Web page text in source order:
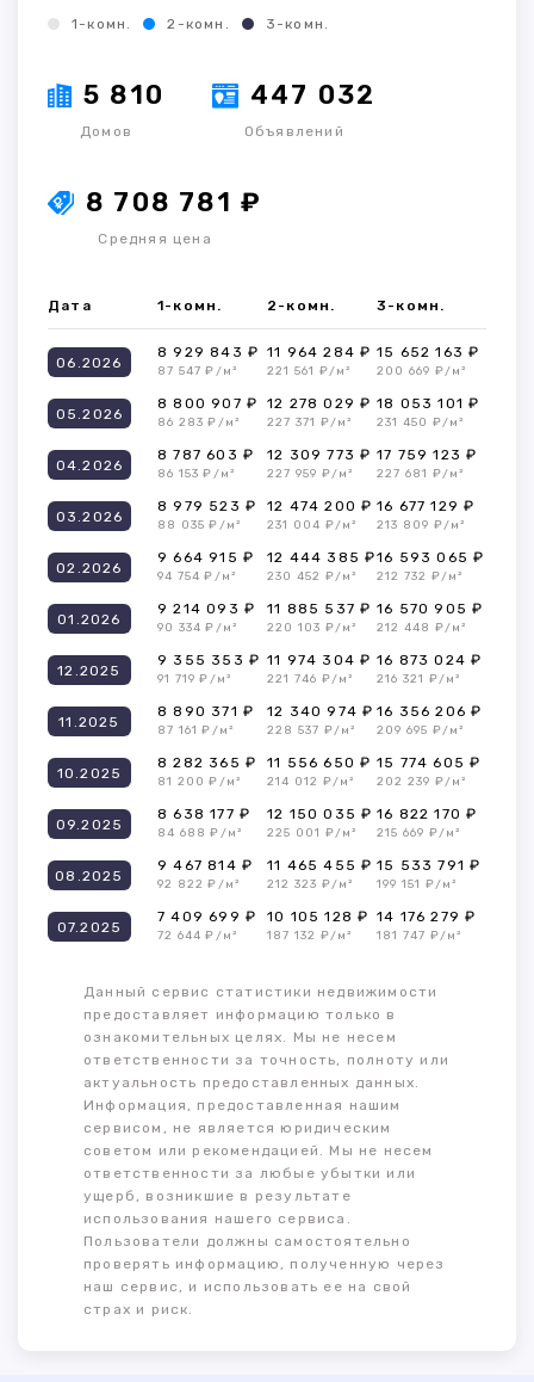
1-комн. 2-комн. 3-комн.
5 810
Домов
447 032
Объявлений
8 708 781 ₽
Средняя цена
Дата 1-комн. 2-комн. 3-комн.
06.2026
8 929 843 ₽
87 547 ₽/м²
11 964 284 ₽
221 561 ₽/м²
15 652 163 ₽
200 669 ₽/м²
05.2026
8 800 907 ₽
86 283 ₽/м²
12 278 029 ₽
227 371 ₽/м²
18 053 101 ₽
231 450 ₽/м²
04.2026
8 787 603 ₽
86 153 ₽/м²
12 309 773 ₽
227 959 ₽/м²
17 759 123 ₽
227 681 ₽/м²
03.2026
8 979 523 ₽
88 035 ₽/м²
12 474 200 ₽
231 004 ₽/м²
16 677 129 ₽
213 809 ₽/м²
02.2026
9 664 915 ₽
94 754 ₽/м²
12 444 385 ₽
230 452 ₽/м²
16 593 065 ₽
212 732 ₽/м²
01.2026
9 214 093 ₽
90 334 ₽/м²
11 885 537 ₽
220 103 ₽/м²
16 570 905 ₽
212 448 ₽/м²
12.2025
9 355 353 ₽
91 719 ₽/м²
11 974 304 ₽
221 746 ₽/м²
16 873 024 ₽
216 321 ₽/м²
11.2025
8 890 371 ₽
87 161 ₽/м²
12 340 974 ₽
228 537 ₽/м²
16 356 206 ₽
209 695 ₽/м²
10.2025
8 282 365 ₽
81 200 ₽/м²
11 556 650 ₽
214 012 ₽/м²
15 774 605 ₽
202 239 ₽/м²
09.2025
8 638 177 ₽
84 688 ₽/м²
12 150 035 ₽
225 001 ₽/м²
16 822 170 ₽
215 669 ₽/м²
08.2025
9 467 814 ₽
92 822 ₽/м²
11 465 455 ₽
212 323 ₽/м²
15 533 791 ₽
199 151 ₽/м²
07.2025
7 409 699 ₽
72 644 ₽/м²
10 105 128 ₽
187 132 ₽/м²
14 176 279 ₽
181 747 ₽/м²
Данный сервис статистики недвижимости
предоставляет информацию только в
ознакомительных целях. Мы не несем
ответственности за точность, полноту или
актуальность предоставленных данных.
Информация, предоставленная нашим
сервисом, не является юридическим
советом или рекомендацией. Мы не несем
ответственности за любые убытки или
ущерб, возникшие в результате
использования нашего сервиса.
Пользователи должны самостоятельно
проверять информацию, полученную через
наш сервис, и использовать ее на свой
страх и риск.